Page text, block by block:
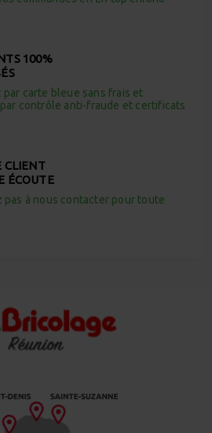
100%
par carte bleue sans frais et
contrôle anti-fraude et certificats
CLIENT
ÉCOUTE
pas à nous contacter pour toute